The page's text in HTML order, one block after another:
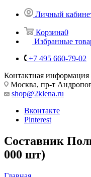
Личный
Корзина0
Избранные
+7 495 660-79-02
Контактная информация
Москва, пр-т
shop@2klena.ru
Вконтакте
Pinterest
Составник
000 шт)